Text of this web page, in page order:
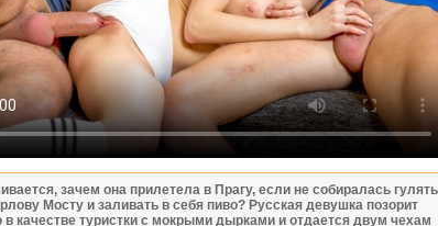
зачем она прилетела в Прагу, если не собиралась гулять
Мосту и заливать в себя пиво? Русская девушка позорит
качестве туристки с мокрыми дырками и отдается двум чехам